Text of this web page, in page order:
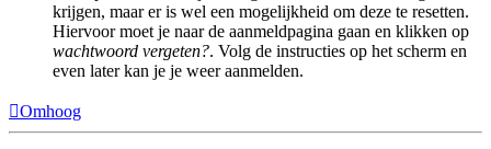
krijgen, maar er is wel een mogelijkheid om deze te resetten.
Hiervoor moet je naar de aanmeldpagina gaan en klikken op
wachtwoord vergeten?. Volg de instructies op het scherm en
even later kan je je weer aanmelden.
Omhoog